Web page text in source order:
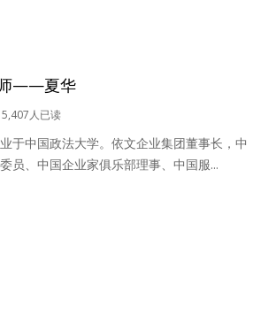
——夏华
5,407人已读
于中国政法大学。依文企业集团董事长，中
员、中国企业家俱乐部理事、中国服...